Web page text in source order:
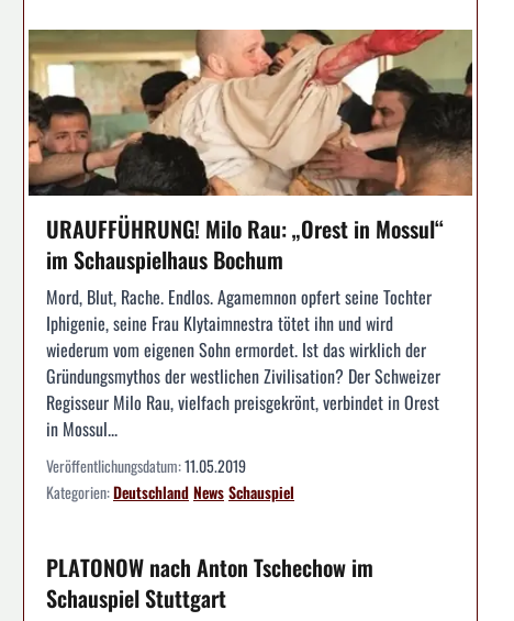
URAUFFÜHRUNG! Milo Rau: „Orest in Mossul“
im Schauspielhaus Bochum
Mord, Blut, Rache. Endlos. Agamemnon opfert seine Tochter
Iphigenie, seine Frau Klytaimnestra tötet ihn und wird
wiederum vom eigenen Sohn ermordet. Ist das wirklich der
Gründungsmythos der westlichen Zivilisation? Der Schweizer
Regisseur Milo Rau, vielfach preisgekrönt, verbindet in Orest
in Mossul...
Veröffentlichungsdatum:11.05.2019
Kategorien:DeutschlandNewsSchauspiel
PLATONOW nach Anton Tschechow im
Schauspiel Stuttgart